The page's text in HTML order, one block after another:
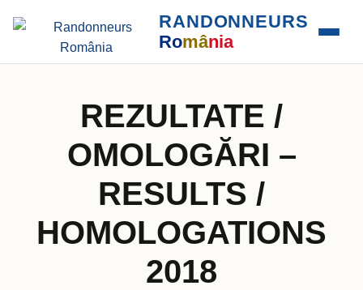
RANDONNEURS
România
REZULTATE /
OMOLOGĂRI –
RESULTS /
HOMOLOGATIONS
2018